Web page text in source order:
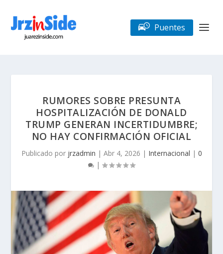
Puentes
RUMORES SOBRE PRESUNTA
HOSPITALIZACIÓN DE DONALD
TRUMP GENERAN INCERTIDUMBRE;
NO HAY CONFIRMACIÓN OFICIAL
Publicado por jrzadmin | Abr 4, 2026 | Internacional | 0
|